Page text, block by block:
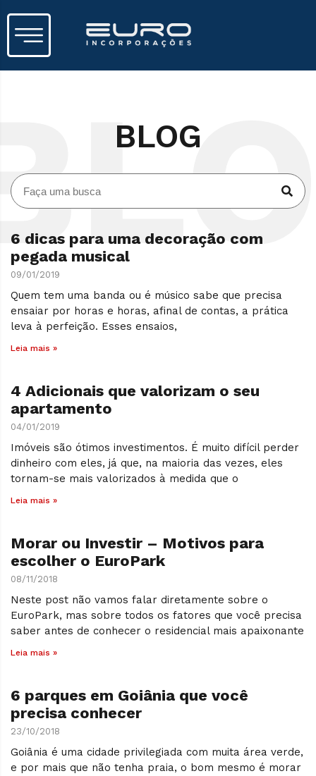
BLOG
6 dicas para uma decoração com
pegada musical
09/01/2019
Quem tem uma banda ou é músico sabe que precisa
ensaiar por horas e horas, afinal de contas, a prática
leva à perfeição. Esses ensaios,
Leia mais »
4 Adicionais que valorizam o seu
apartamento
04/01/2019
Imóveis são ótimos investimentos. É muito difícil perder
dinheiro com eles, já que, na maioria das vezes, eles
tornam-se mais valorizados à medida que o
Leia mais »
Morar ou Investir – Motivos para
escolher o EuroPark
08/11/2018
Neste post não vamos falar diretamente sobre o
EuroPark, mas sobre todos os fatores que você precisa
saber antes de conhecer o residencial mais apaixonante
Leia mais »
6 parques em Goiânia que você
precisa conhecer
23/10/2018
Goiânia é uma cidade privilegiada com muita área verde,
e por mais que não tenha praia, o bom mesmo é morar